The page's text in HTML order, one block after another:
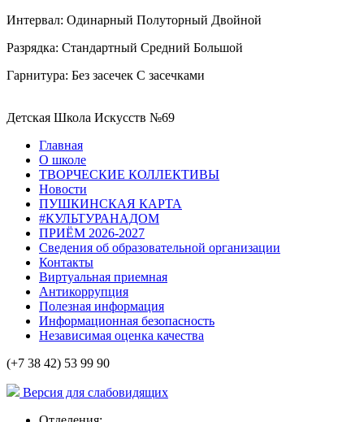
Интервал: Одинарный Полуторный Двойной
Разрядка: Стандартный Средний Большой
Гарнитура: Без засечек С засечками
Детская Школа Искусств №69
Главная
О школе
ТВОРЧЕСКИЕ КОЛЛЕКТИВЫ
Новости
ПУШКИНСКАЯ КАРТА
#КУЛЬТУРАНАДОМ
ПРИЁМ 2026-2027
Сведения об образовательной организации
Контакты
Виртуальная приемная
Антикоррупция
Полезная информация
Информационная безопасность
Независимая оценка качества
(+7 38 42) 53 99 90
Версия для слабовидящих